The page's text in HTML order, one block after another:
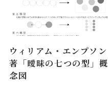
ウィリアム・エンプソン
著「曖昧の七つの型」概
念図